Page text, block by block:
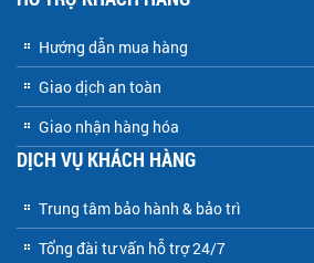
Hướng dẫn mua hàng
Giao dịch an toàn
Giao nhận hàng hóa
DỊCH VỤ KHÁCH HÀNG
Trung tâm bảo hành & bảo trì
Tổng đài tư vấn hỗ trợ 24/7